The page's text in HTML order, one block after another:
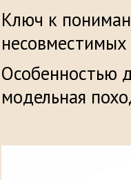
Ключ к
Особенностью
модельная